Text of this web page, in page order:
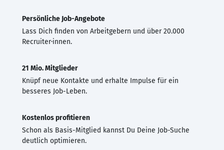
Persönliche Job-Angebote
Lass Dich finden von Arbeitgebern und über 20.000
Recruiter·innen.
21 Mio. Mitglieder
Knüpf neue Kontakte und erhalte Impulse für ein
besseres Job-Leben.
Kostenlos profitieren
Schon als Basis-Mitglied kannst Du Deine Job-Suche
deutlich optimieren.